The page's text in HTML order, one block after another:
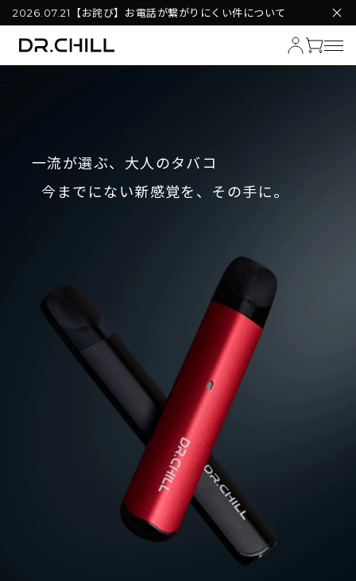
2026.07.21 【お詫び】お電話が繋がりにくい件について
一流が選ぶ、大人のタバコ
今までにない新感覚を、その手に。